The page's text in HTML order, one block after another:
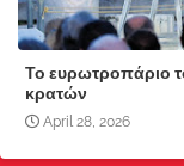
Το ευρωτροπάριο
κρατών
April 28, 2026